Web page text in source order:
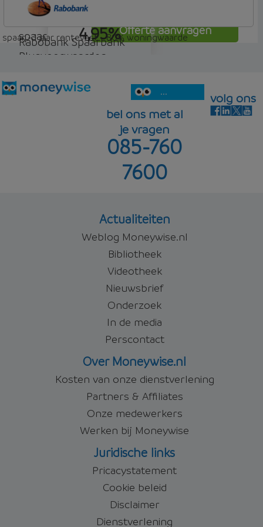
Offerte aanvragen
4,95%
Offerte aanvragen
spaar
4,98%
Offerte aanvragen
Rabobank Spaarbank
Plusvoorwaarden
spaar
5,00%
spaar - 1 jaar rentevast - 80% woningwaarde
...
bel ons met al
je vragen
085-760
7600
volg ons
Actualiteiten
Weblog Moneywise.nl
Bibliotheek
Videotheek
Nieuwsbrief
Onderzoek
In de media
Perscontact
Over Moneywise.nl
Kosten van onze dienstverlening
Partners & Affiliates
Onze medewerkers
Werken bij Moneywise
Juridische links
Pricacystatement
Cookie beleid
Disclaimer
Dienstverlening